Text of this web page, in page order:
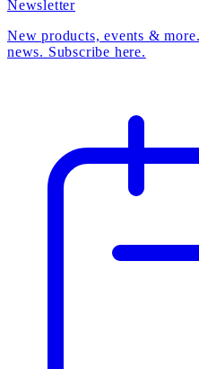
Newsletter
New products, events &
news. Subscribe here.